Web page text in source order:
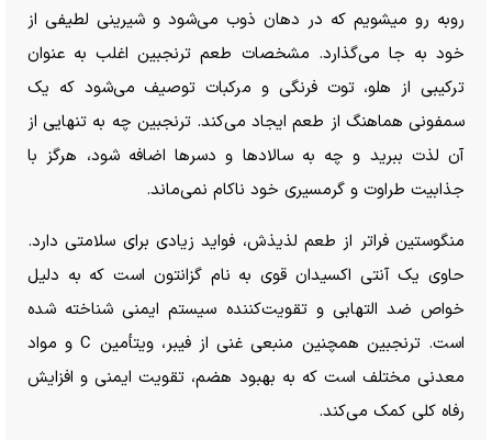
روبه رو میشویم که در دهان ذوب می‌شود و شیرینی لطیفی از
خود به جا می‌گذارد. مشخصات طعم ترنجبین اغلب به عنوان
ترکیبی از هلو، توت فرنگی و مرکبات توصیف می‌شود که یک
سمفونی هماهنگ از طعم ایجاد می‌کند. ترنجبین چه به تنهایی از
آن لذت ببرید و چه به سالاد‌ها و دسر‌ها اضافه شود، هرگز با
جذابیت طراوت و گرمسیری خود ناکام نمی‌ماند.
منگوستین فراتر از طعم لذیذش، فواید زیادی برای سلامتی دارد.
حاوی یک آنتی اکسیدان قوی به نام گزانتون است که به دلیل
خواص ضد التهابی و تقویت‌کننده سیستم ایمنی شناخته شده
است. ترنجبین همچنین منبعی غنی از فیبر، ویتأمین C و مواد
معدنی مختلف است که به بهبود هضم، تقویت ایمنی و افزایش
رفاه کلی کمک می‌کند.